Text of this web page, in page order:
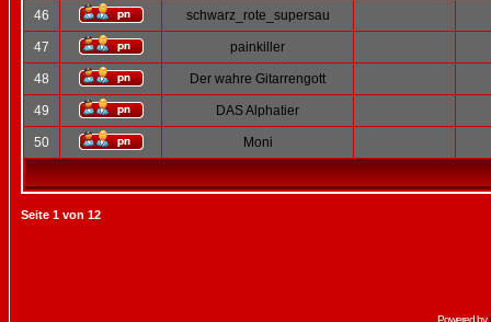
46 schwarz_rote_supersau
47 painkiller
48 Der wahre Gitarrengott
49 DAS Alphatier
50 Moni
Seite 1 von 12
Powered by